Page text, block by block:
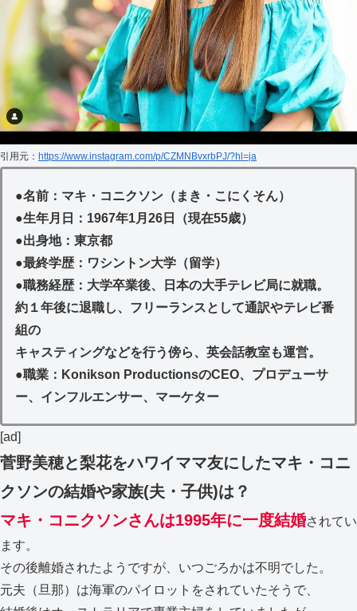
引用元： https://www.instagram.com/p/CZMNBvxrbPJ/?hl=ja
●名前：マキ・コニクソン（まき・こにくそん）
●生年月日：1967年1月26日（現在55歳）
●出身地：東京都
●最終学歴：ワシントン大学（留学）
●職務経歴：大学卒業後、日本の大手テレビ局に就職。
約１年後に退職し、フリーランスとして通訳やテレビ番
組の
キャスティングなどを行う傍ら、英会話教室も運営。
●職業：Konikson ProductionsのCEO、プロデューサ
ー、インフルエンサー、マーケター
[ad]
菅野美穂と梨花をハワイママ友にしたマキ・コニ
クソンの結婚や家族(夫・子供)は？
マキ・コニクソンさんは1995年に一度結婚されてい
ます。
その後離婚されたようですが、いつごろかは不明でした。
元夫（旦那）は海軍のパイロットをされていたそうで、